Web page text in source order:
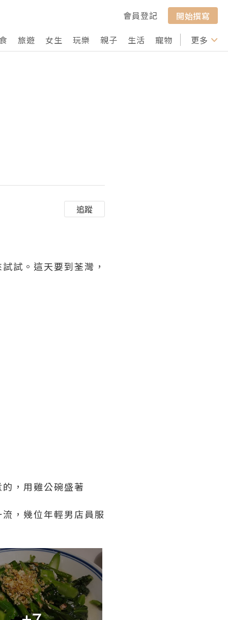
會員登記
開始撰寫
旅遊 女生 玩樂 親子 生活 寵物 行山 打卡
更多
追蹤
試。這天要到荃灣，
，用雞公碗盛著
，幾位年輕男店員服